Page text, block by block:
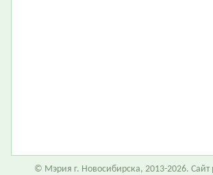
© Мэрия г. Новосибирска, 2013-2026.